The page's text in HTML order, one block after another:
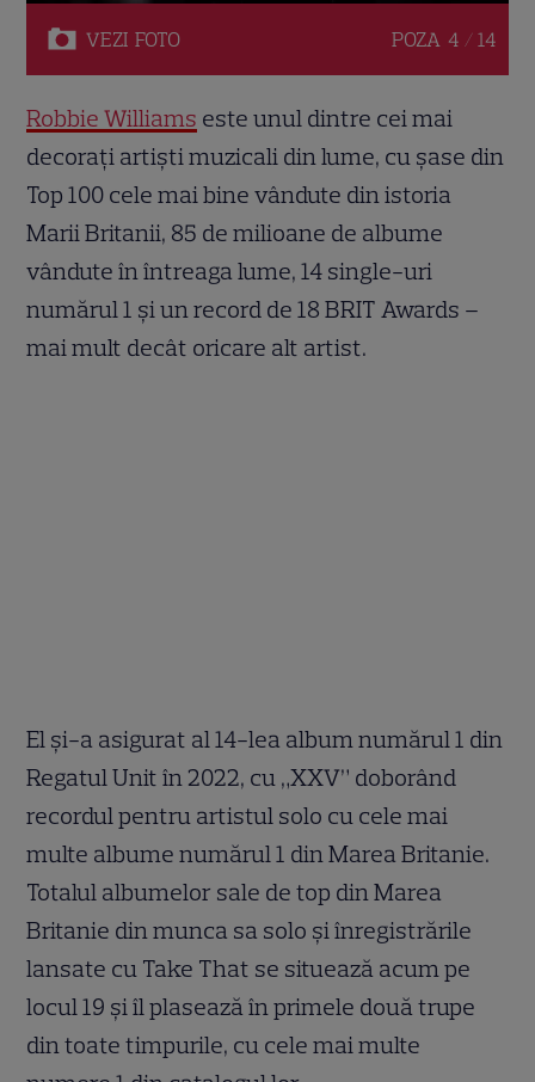
VEZI FOTO POZA 4 / 14
Robbie Williams este unul dintre cei mai
decorați artiști muzicali din lume, cu șase din
Top 100 cele mai bine vândute din istoria
Marii Britanii, 85 de milioane de albume
vândute în întreaga lume, 14 single-uri
numărul 1 și un record de 18 BRIT Awards –
mai mult decât oricare alt artist.
El și-a asigurat al 14-lea album numărul 1 din
Regatul Unit în 2022, cu „XXV” doborând
recordul pentru artistul solo cu cele mai
multe albume numărul 1 din Marea Britanie.
Totalul albumelor sale de top din Marea
Britanie din munca sa solo și înregistrările
lansate cu Take That se situează acum pe
locul 19 și îl plasează în primele două trupe
din toate timpurile, cu cele mai multe